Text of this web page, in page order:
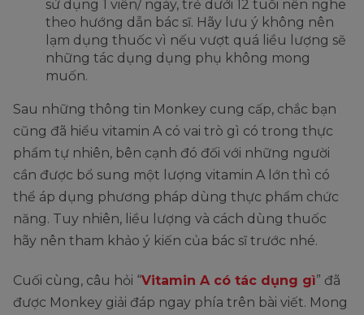
sử dụng 1 viên/ ngày, trẻ dưới 12 tuổi nên nghe
theo hướng dẫn bác sĩ. Hãy lưu ý không nên
lạm dụng thuốc vì nếu vượt quá liều lượng sẽ
những tác dụng dụng phụ không mong
muốn.
Sau những thông tin Monkey cung cấp, chắc bạn
cũng đã hiểu vitamin A có vai trò gì có trong thực
phẩm tự nhiên, bên cạnh đó đối với những người
cần được bổ sung một lượng vitamin A lớn thì có
thể áp dụng phương pháp dùng thực phẩm chức
năng. Tuy nhiên, liều lượng và cách dùng thuốc
hãy nên tham khảo ý kiến của bác sĩ trước nhé.
Cuối cùng, câu hỏi “Vitamin A có tác dụng gì” đã
được Monkey giải đáp ngay phía trên bài viết. Mong